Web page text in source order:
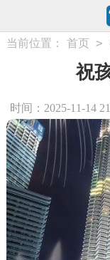
当前位置： 首页 >
祝
时间：2025-11-14